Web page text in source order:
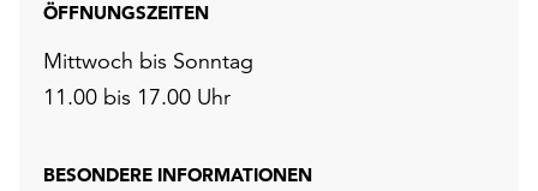
ÖFFNUNGSZEITEN
Mittwoch bis Sonntag
11.00 bis 17.00 Uhr
BESONDERE INFORMATIONEN